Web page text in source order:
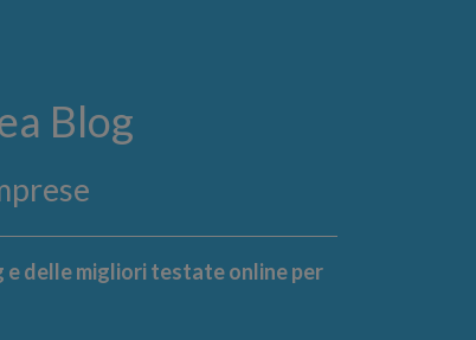
Blog
e delle migliori testate online per